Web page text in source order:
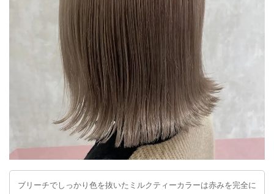
ブリーチでしっかり色を抜いたミルクティーカラーは赤みを完全に